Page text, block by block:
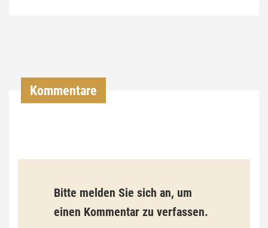
9
3
Kommentare
Bitte melden Sie sich an, um
einen Kommentar zu verfassen.